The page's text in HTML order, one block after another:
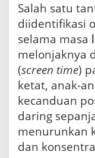
Salah satu
diidentifikasi
selama masa
melonjaknya
(screen time)
ketat, anak-
kecanduan
daring
menurunkan
dan